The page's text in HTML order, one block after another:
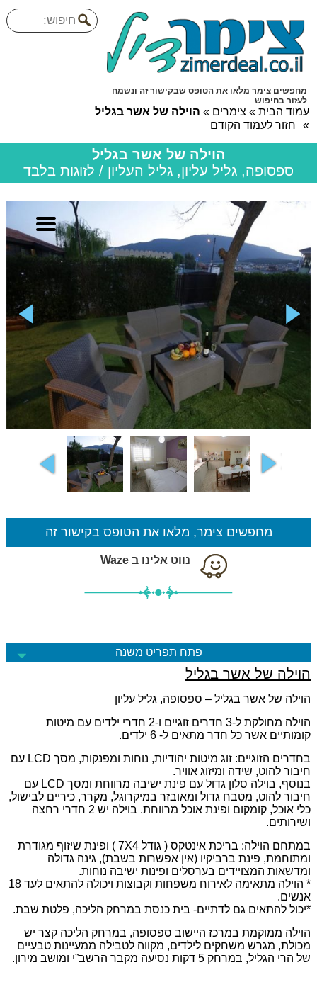
מחפשים צימר מלאו את הטופס שבקישור זה ונשמח
לעזור בחיפוש
עמוד הבית » צימרים » הוילה של אשר בגליל
»
חזור לעמוד הקודם
הוילה של אשר בגליל
ספסופה, גליל עליון, גליל העליון / לזוגות בלבד
מחפשים צימר, מלאו את הטופס בקישור זה
נווט אלינו ב Waze
פתח תפריט משנה
הוילה של אשר בגליל
הוילה של אשר בגליל – ספסופה, גליל עליון
הוילה מחולקת ל-3 חדרים זוגיים ו-2 חדרי ילדים עם מיטות
קומותיים אשר כל חדר מתאים ל- 6 ילדים.
בחדרים הזוגיים: זוג מיטות יהודיות, נוחות ומפנקות, מסך LCD עם
חיבור להוט, שידה ומיזוג אוויר.
בנוסף, בוילה סלון גדול עם פינת ישיבה מרווחת ומסך LCD עם
חיבור להוט, מטבח גדול ומאובזר במיקרוגל, מקרר, כיריים לבישול,
כלי אוכל, קומקום ופינת אוכל מרווחת. בוילה יש 2 חדרי רחצה
ושירותים.
במתחם הוילה: בריכת אינטקס ( גודל 7X4 ) ופינת שיזוף מגודרת
ומתוחמת, פינת ברביקיו (אין אפשרות בשבת), גינה גדולה
ומדשאות המצויידים בערסלים ופינות ישיבה נוחות.
* הוילה מתאימה לאירוח משפחות וקבוצות ויכולה להתאים לעד 18
אנשים.
*יכול להתאים גם לדתיים- בית כנסת במרחק הליכה, פלטת שבת.
הוילה ממוקמת במרכז היישוב ספסופה, במרחק הליכה קצר יש
מכולת, מגרש משחקים לילדים, מקווה לטבילה ממעיינות טבעיים
של הרי הגליל, במרחק 5 דקות נסיעה מקבר הרשב”י ומושב מירון.